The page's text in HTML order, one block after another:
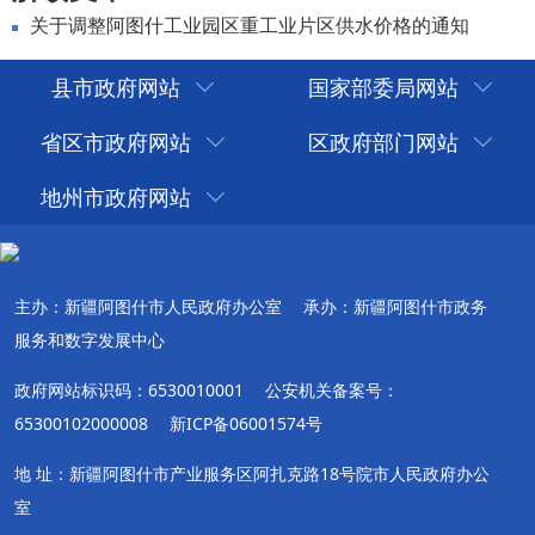
关于调整阿图什工业园区重工业片区供水价格的通知
县市政府网站
国家部委局网站
省区市政府网站
区政府部门网站
地州市政府网站
主办：新疆阿图什市人民政府办公室
承办：新疆阿图什市政务
服务和数字发展中心
政府网站标识码：6530010001
公安机关备案号：
65300102000008
新ICP备06001574号
地 址：新疆阿图什市产业服务区阿扎克路18号院市人民政府办公
室